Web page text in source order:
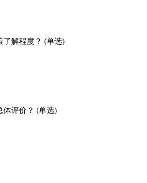
了解程度？ (单选)
体评价？ (单选)